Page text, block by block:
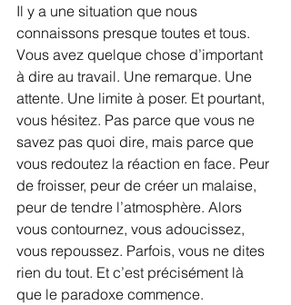
Il y a une situation que nous
connaissons presque toutes et tous.
Vous avez quelque chose d’important
à dire au travail. Une remarque. Une
attente. Une limite à poser. Et pourtant,
vous hésitez. Pas parce que vous ne
savez pas quoi dire, mais parce que
vous redoutez la réaction en face. Peur
de froisser, peur de créer un malaise,
peur de tendre l’atmosphère. Alors
vous contournez, vous adoucissez,
vous repoussez. Parfois, vous ne dites
rien du tout. Et c’est précisément là
que le paradoxe commence.